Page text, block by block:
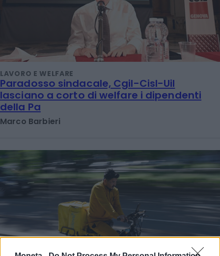
LAVORO E WELFARE
Paradosso sindacale, Cgil-Cisl-Uil
lasciano a corto di welfare i dipendenti
della Pa
Marco Barbieri